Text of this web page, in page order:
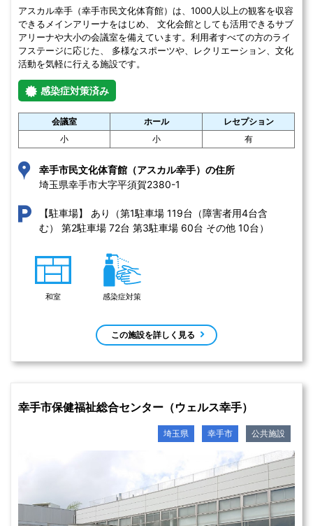
アスカル幸手（幸手市民文化体育館）は、1000人以上の観客を収容
できるメインアリーナをはじめ、 文化会館としても活用できるサブ
アリーナや大小の会議室を備えています。利用者すべての方のライ
フステージに応じた、 多様なスポーツや、レクリエーション、文化
活動を気軽に行える施設です。
感染症対策済み
会議室 ホール
レセプション
小
小 有
幸手市民文化体育館（アスカル幸手）の住所
埼玉県幸手市大字平須賀2380-1
【駐車場】
あり（第1駐車場 119台（障害者用4台含
む） 第2駐車場 72台 第3駐車場 60台 その他 10台）
和室 感染症対策
この施設を詳しく見る
幸手市保健福祉総合センター（ウェルス幸手）
埼玉県 幸手市 公共施設